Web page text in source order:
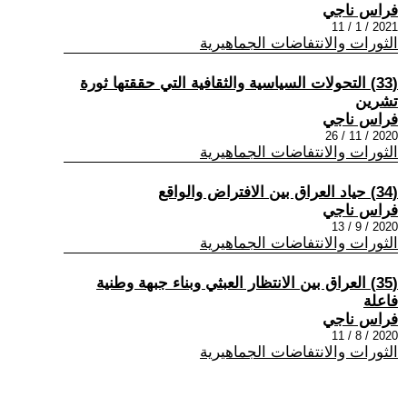
فراس ناجي
2021 / 1 / 11
الثورات والانتفاضات الجماهيرية
(33) التحولات السياسية والثقافية التي حققتها ثورة
تشرين
فراس ناجي
2020 / 11 / 26
الثورات والانتفاضات الجماهيرية
(34) حياد العراق بين الافتراض والواقع
فراس ناجي
2020 / 9 / 13
الثورات والانتفاضات الجماهيرية
(35) العراق بين الانتظار العبثي وبناء جبهة وطنية
فاعلة
فراس ناجي
2020 / 8 / 11
الثورات والانتفاضات الجماهيرية